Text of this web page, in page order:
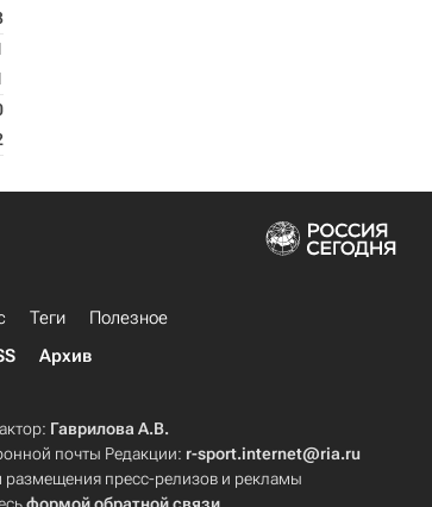
Теги
Полезное
Архив
Гаврилова А.В.
почты Редакции: r-sport.internet@ria.ru
пресс-релизов и рекламы